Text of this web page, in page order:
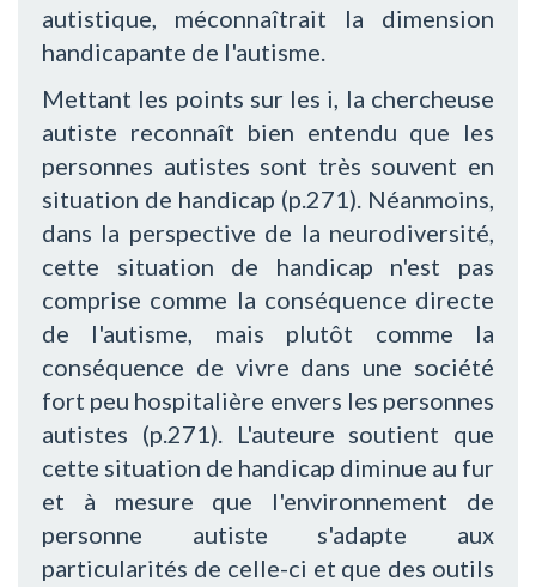
autistique, méconnaîtrait la dimension
handicapante de l'autisme.
Mettant les points sur les i, la chercheuse
autiste reconnaît bien entendu que les
personnes autistes sont très souvent en
situation de handicap (p.271). Néanmoins,
dans la perspective de la neurodiversité,
cette situation de handicap n'est pas
comprise comme la conséquence directe
de l'autisme, mais plutôt comme la
conséquence de vivre dans une société
fort peu hospitalière envers les personnes
autistes (p.271). L'auteure soutient que
cette situation de handicap diminue au fur
et à mesure que l'environnement de
personne autiste s'adapte aux
particularités de celle-ci et que des outils